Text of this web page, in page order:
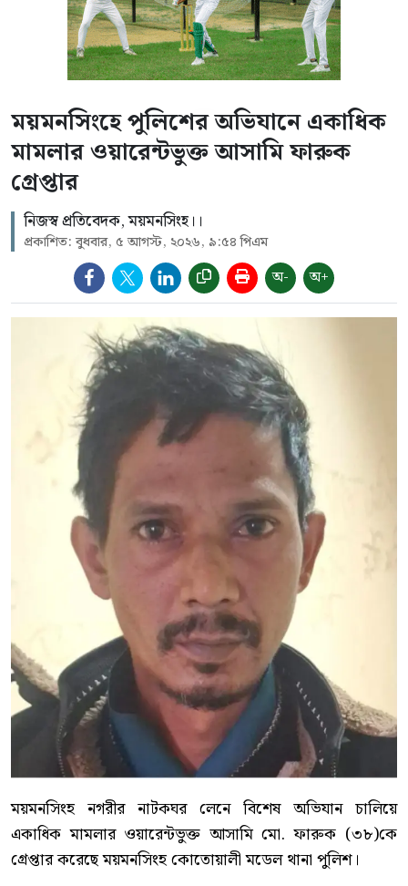
ময়মনসিংহে পুলিশের অভিযানে একাধিক
মামলার ওয়ারেন্টভুক্ত আসামি ফারুক
গ্রেপ্তার
নিজস্ব প্রতিবেদক, ময়মনসিংহ।।
প্রকাশিত: বুধবার, ৫ আগস্ট, ২০২৬, ৯:৫৪ পিএম
অ- অ+
ময়মনসিংহ নগরীর নাটকঘর লেনে বিশেষ অভিযান চালিয়ে
একাধিক মামলার ওয়ারেন্টভুক্ত আসামি মো. ফারুক (৩৮)কে
গ্রেপ্তার করেছে ময়মনসিংহ কোতোয়ালী মডেল থানা পুলিশ।